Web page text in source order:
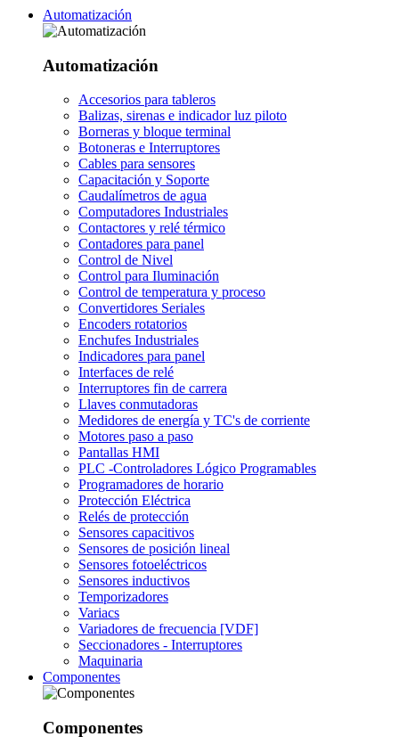
Automatización
Automatización
Accesorios para tableros
Balizas, sirenas e indicador luz piloto
Borneras y bloque terminal
Botoneras e Interruptores
Cables para sensores
Capacitación y Soporte
Caudalímetros de agua
Computadores Industriales
Contactores y relé térmico
Contadores para panel
Control de Nivel
Control para Iluminación
Control de temperatura y proceso
Convertidores Seriales
Encoders rotatorios
Enchufes Industriales
Indicadores para panel
Interfaces de relé
Interruptores fin de carrera
Llaves conmutadoras
Medidores de energía y TC's de corriente
Motores paso a paso
Pantallas HMI
PLC -Controladores Lógico Programables
Programadores de horario
Protección Eléctrica
Relés de protección
Sensores capacitivos
Sensores de posición lineal
Sensores fotoeléctricos
Sensores inductivos
Temporizadores
Variacs
Variadores de frecuencia [VDF]
Seccionadores - Interruptores
Maquinaria
Componentes
Componentes